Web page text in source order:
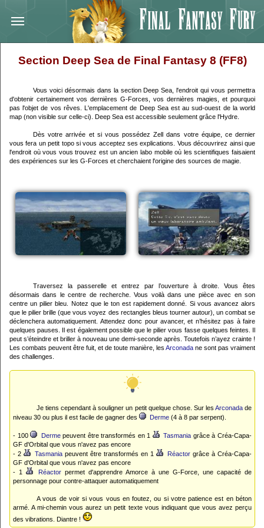
Section Deep Sea de Final Fantasy 8 (FF8)
Vous voici désormais dans la section Deep Sea, l'endroit qui vous permettra
d'obtenir certainement vos dernières G-Forces, vos dernières magies, et pourquoi
pas l'objet de vos rêves. L'emplacement de Deep Sea est au sud-ouest de la world
map (non visible sur celle-ci). Deep Sea est accessible seulement grâce l'Hydre.
Dès votre arrivée et si vous possédez Zell dans votre équipe, ce dernier
vous fera un petit topo si vous acceptez ses explications. Vous découvrirez ainsi que
l'endroit où vous vous trouvez est un ancien labo mobile où les scientifiques faisaient
des expériences sur les G-Forces et cherchaient l'origine des sources de magie.
Traversez la passerelle et entrez par l’ouverture à droite. Vous êtes
désormais dans le centre de recherche. Vous voilà dans une pièce avec en son
centre un pilier bleu. Notez que le ton est rapidement donné. Si vous avancez alors
que le pilier brille (que vous voyez des rectangles bleus tourner autour), un combat se
déclenchera automatiquement. Attendez donc pour avancer, et n’hésitez pas à faire
quelques pauses. Il est également possible que le pilier vous fasse quelques feintes. Il
peut s’éteindre et briller à nouveau une demi-seconde après. Toutefois n’ayez crainte !
Les combats peuvent être fuit, et de toute manière, les Arconada ne sont pas vraiment
des challenges.
Je tiens cependant à souligner un petit quelque chose. Sur les Arconadade
niveau 30 ou plus il est facile de gagner des
Derme (4 à 8 par serpent).
- 100 Dermepeuvent être transformés en 1 Tasmania grâce à Créa-Capa-
GF d'Orbital que vous n'avez pas encore
- 2
Tasmania peuvent être transformés en 1 Réactor grâce à Créa-Capa-
GF d'Orbital que vous n'avez pas encore
- 1
Réactor permet d'apprendre Amorce à une G-Force, une capacité de
personnage pour contre-attaquer automatiquement
A vous de voir si vous vous en foutez, ou si votre patience est en béton
armé. A mi-chemin vous aurez un petit texte vous indiquant que vous avez perçu
des vibrations. Diantre !